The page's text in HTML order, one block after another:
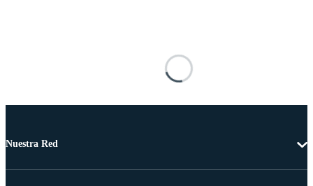
Nuestra Red